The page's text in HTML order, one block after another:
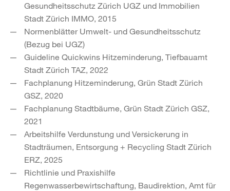
Gesundheitsschutz Zürich UGZ und Immobilien
Stadt Zürich IMMO, 2015
Normenblätter Umwelt- und Gesundheitsschutz
(Bezug bei UGZ)
Guideline Quickwins Hitzeminderung, Tiefbauamt
Stadt Zürich TAZ, 2022
Fachplanung Hitzeminderung, Grün Stadt Zürich
GSZ, 2020
Fachplanung Stadtbäume, Grün Stadt Zürich GSZ,
2021
Arbeitshilfe Verdunstung und Versickerung in
Stadträumen, Entsorgung + Recycling Stadt Zürich
ERZ, 2025
Richtlinie und Praxishilfe
Regenwasserbewirtschaftung, Baudirektion, Amt für